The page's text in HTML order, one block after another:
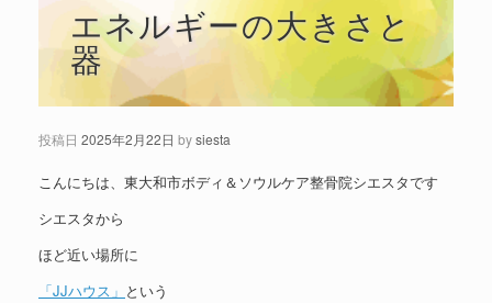
エネルギーの大きさと
器
投稿日 2025年2月22日 bysiesta
こんにちは、東大和市ボディ＆ソウルケア整骨院シエスタです
シエスタから
ほど近い場所に
「JJハウス」 という